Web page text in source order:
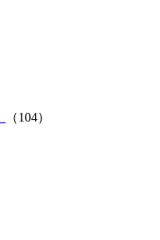
（104）